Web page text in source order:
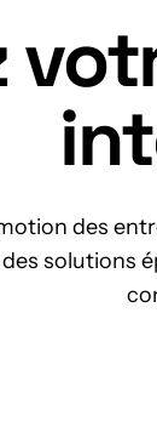
des
solutions